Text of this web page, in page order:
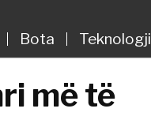
Bota Teknologji
më të